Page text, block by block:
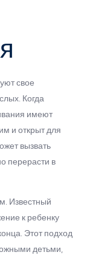
свое
Когда
имеют
и открыт для
вызвать
перерасти в
Известный
к ребенку
Этот подход
детьми,